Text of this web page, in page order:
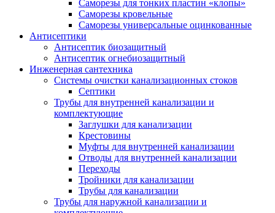
Саморезы для тонких пластин «клопы»
Саморезы кровельные
Саморезы универсальные оцинкованные
Антисептики
Антисептик биозащитный
Антисептик огнебиозащитный
Инженерная сантехника
Системы очистки канализационных стоков
Септики
Трубы для внутренней канализации и
комплектующие
Заглушки для канализации
Крестовины
Муфты для внутренней канализации
Отводы для внутренней канализации
Переходы
Тройники для канализации
Трубы для канализации
Трубы для наружной канализации и